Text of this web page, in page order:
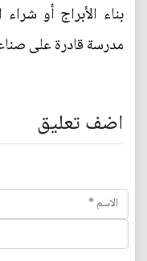
بناء الأبراج أو
مدرسة قادرة على
اضف تعليق